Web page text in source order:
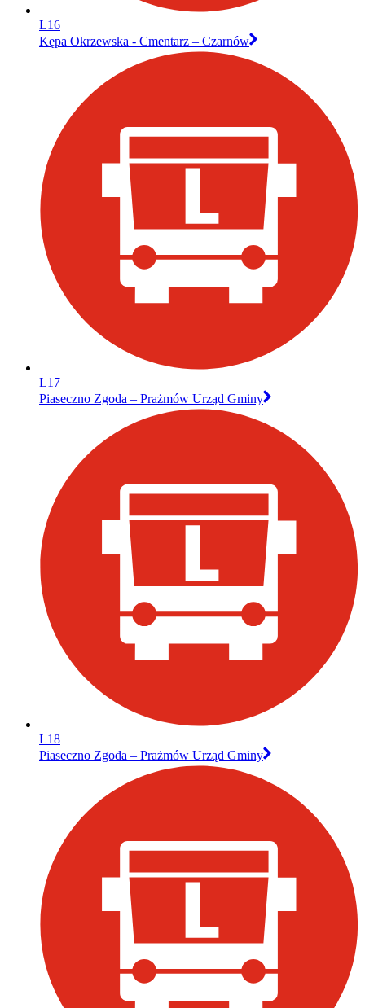
L16
Kępa Okrzewska - Cmentarz – Czarnów
L17
Piaseczno Zgoda – Prażmów Urząd Gminy
L18
Piaseczno Zgoda – Prażmów Urząd Gminy